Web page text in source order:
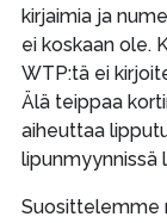
kirjaimia ja
ei koskaan ole.
WTP:tä ei
Älä teippaa
aiheuttaa
lipunmyynnissä
Suosittelemme